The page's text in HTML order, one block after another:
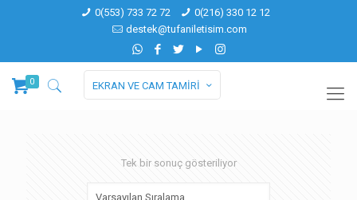
0(553) 733 72 72
0(216) 330 12 12
destek@tufaniletisim.com
0 EKRAN VE CAM TAMİRİ
Tek bir sonuç gösteriliyor